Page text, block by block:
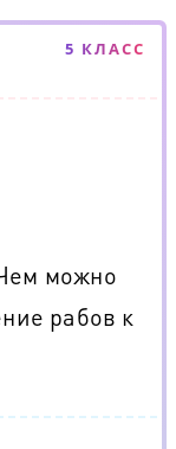
5 КЛАСС
можно
рабов к